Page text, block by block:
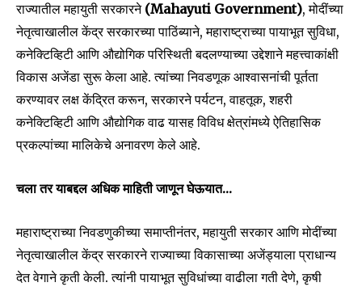
राज्यातील महायुती सरकारने (Mahayuti Government), मोदींच्या
नेतृत्वाखालील केंद्र सरकारच्या पाठिंब्याने, महाराष्ट्राच्या पायाभूत सुविधा,
कनेक्टिव्हिटी आणि औद्योगिक परिस्थिती बदलण्याच्या उद्देशाने महत्त्वाकांक्षी
विकास अजेंडा सुरू केला आहे. त्यांच्या निवडणूक आश्वासनांची पूर्तता
करण्यावर लक्ष केंद्रित करून, सरकारने पर्यटन, वाहतूक, शहरी
कनेक्टिव्हिटी आणि औद्योगिक वाढ यासह विविध क्षेत्रांमध्ये ऐतिहासिक
प्रकल्पांच्या मालिकेचे अनावरण केले आहे.
चला तर याबद्दल अधिक माहिती जाणून घेऊयात…
महाराष्ट्राच्या निवडणुकीच्या समाप्तीनंतर, महायुती सरकार आणि मोदींच्या
नेतृत्वाखालील केंद्र सरकारने राज्याच्या विकासाच्या अजेंड्याला प्राधान्य
देत वेगाने कृती केली. त्यांनी पायाभूत सुविधांच्या वाढीला गती देणे, कृषी